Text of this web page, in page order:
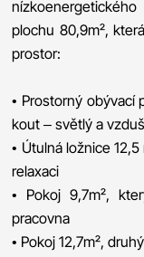
plochu 80,9m²,
prostor:
• Prostorný obývací
kout – světlý a
• Útulná ložnice
relaxaci
• Pokoj 9,7m²,
pracovna
• Pokoj 12,7m²,